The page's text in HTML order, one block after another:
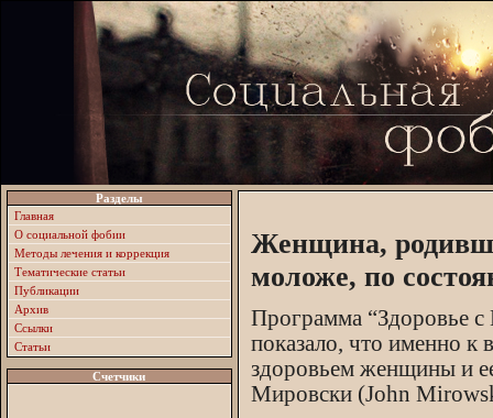
Разделы
Главная
О социальной фобии
Методы лечения и коррекция
Тематические статьи
Публикации
Архив
Ссылки
Статьи
Счетчики
Женщина,
моложе, по
Программа “Здоровье с
показало, что именно к
здоровьем женщины и
Мировски (John